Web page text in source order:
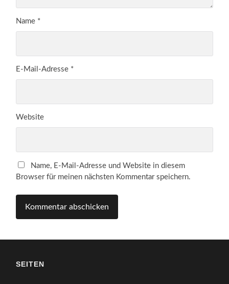
Name *
E-Mail-Adresse *
Website
Name, E-Mail-Adresse und Website in diesem
Browser für meinen nächsten Kommentar speichern.
SEITEN